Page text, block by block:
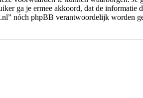
ga je ermee akkoord, dat de informatie
nóch phpBB verantwoordelijk worden